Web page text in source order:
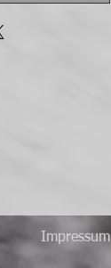
Impressum